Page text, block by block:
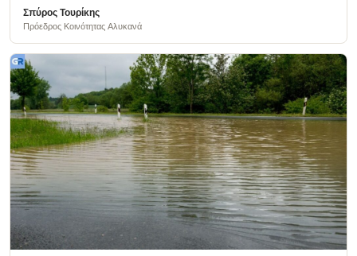
Σπύρος Τουρίκης
Πρόεδρος Κοινότητας Αλυκανά